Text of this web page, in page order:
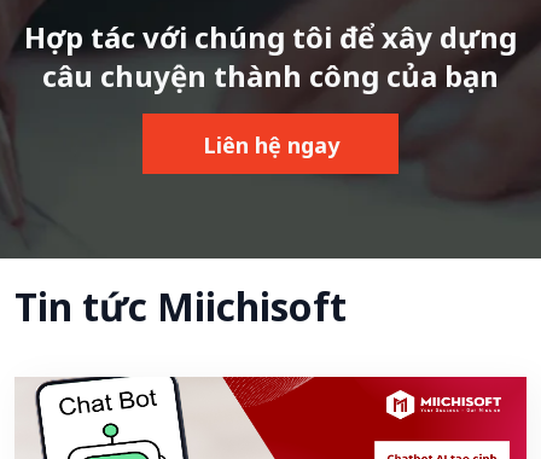
Hợp tác với chúng tôi để xây dựng
câu chuyện thành công của bạn
Liên hệ ngay
Tin tức Miichisoft